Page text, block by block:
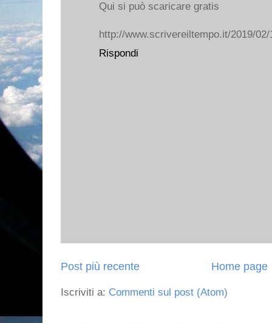
Qui si può scaricare gratis
http://www.scrivereiltempo.it/2019/02/
Rispondi
Post più recente Home page
Iscriviti a: Commenti sul post (Atom)